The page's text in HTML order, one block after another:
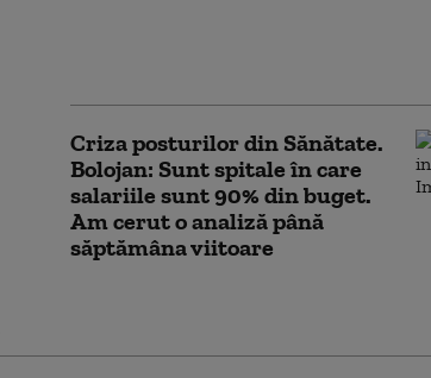
Criza posturilor din Sănătate.
Bolojan: Sunt spitale în care
salariile sunt 90% din buget.
Am cerut o analiză până
săptămâna viitoare